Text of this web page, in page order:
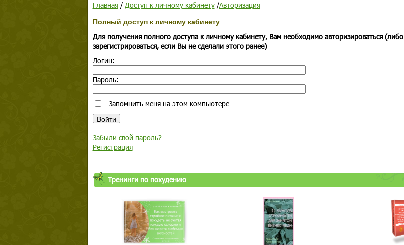
Главная/ Доступ к личному кабинету/Авторизация
Полный доступ к личному кабинету
Для получения полного доступа к личному кабинету, Вам необходимо авторизироваться (либо
зарегистрироваться, если Вы не сделали этого ранее)
Логин:
Пароль:
Запомнить меня на этом компьютере
Забыли свой пароль?
Регистрация
Тренинги по похудению